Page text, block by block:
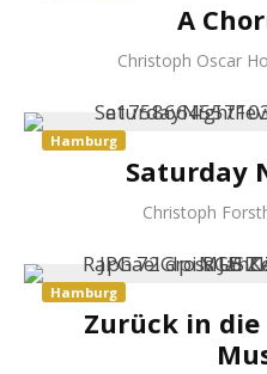
A
Christoph Oscar
Hamburg
Saturday
Christoph
Hamburg
Zurück in